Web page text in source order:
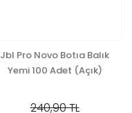
Jbl Pro Novo Botıa Balık
Yemi 100 Adet (Açık)
240,90 TL